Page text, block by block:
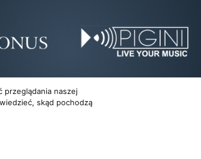
przeglądania naszej
skąd pochodzą